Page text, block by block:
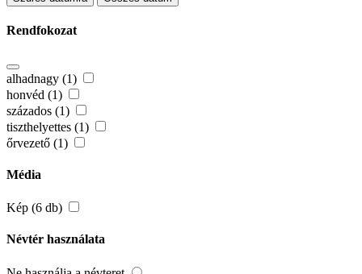
Rendfokozat
alhadnagy (1)
honvéd (1)
százados (1)
tiszthelyettes (1)
őrvezető (1)
Média
Kép (6 db)
Névtér használata